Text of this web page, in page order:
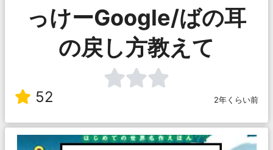
っけーGoogle/ばの耳
の戻し方教えて
52 2年くらい前